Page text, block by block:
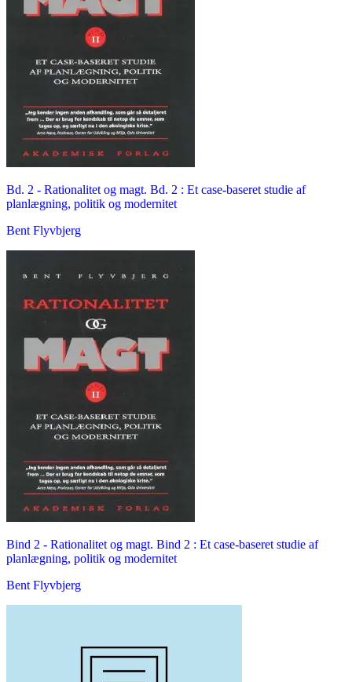
Bd. 2 - Rationalitet og magt. Bd. 2 : Et case-baseret studie af
planlægning, politik og modernitet
Bent Flyvbjerg
Bind 2 - Rationalitet og magt. Bind 2 : Et case-baseret studie af
planlægning, politik og modernitet
Bent Flyvbjerg